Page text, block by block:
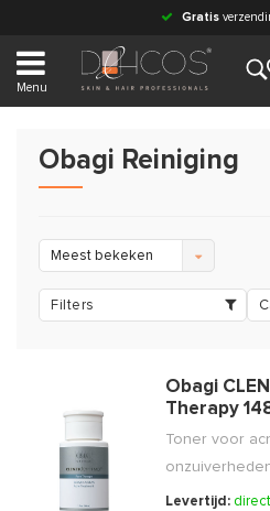
Gratis
Menu
Obagi Reiniging
Meest bekeken
Filters
Obagi
Therapy
Toner voor
Levertijd: